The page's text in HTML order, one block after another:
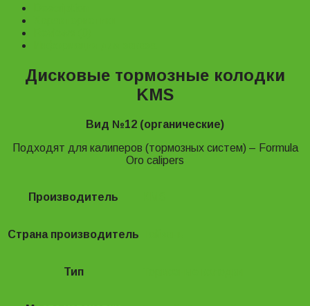
Дисковые тормозные колодки
KMS
Вид №12 (органические)
Подходят для калиперов (тормозных систем) – Formula
Oro calipers
Производитель
Страна производитель
Тип